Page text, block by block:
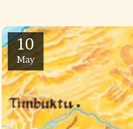
10
May